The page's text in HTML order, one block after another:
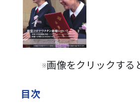
※画像をクリックする
目次